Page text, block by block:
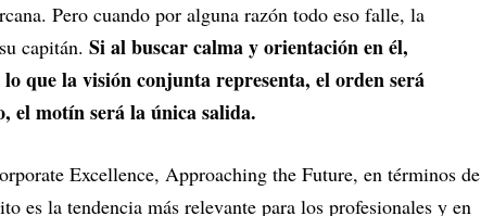
Pero cuando por alguna razón todo eso falle, la
capitán. Si al buscar calma y orientación en él,
que la visión conjunta representa, el orden será
el motín será la única salida.
Excellence, Approaching the Future, en términos de
es la tendencia más relevante para los profesionales y en